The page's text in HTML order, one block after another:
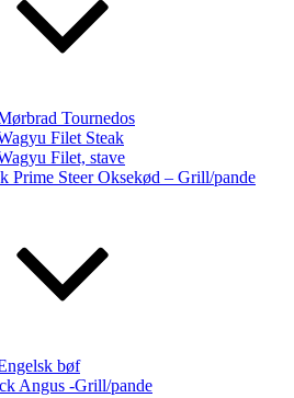
Tournedos
Filet Steak
Filet, stave
Prime Steer Oksekød – Grill/pande
bøf
Angus -Grill/pande